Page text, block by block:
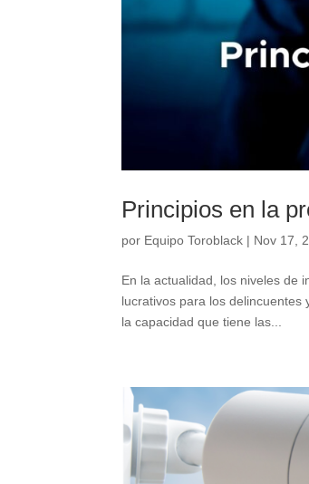
Principios en la
por Equipo Toroblack | Nov 17,
En la actualidad, los niveles de
lucrativos para los
la capacidad que tiene las...